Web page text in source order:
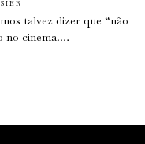
talvez dizer que “não
no cinema.…